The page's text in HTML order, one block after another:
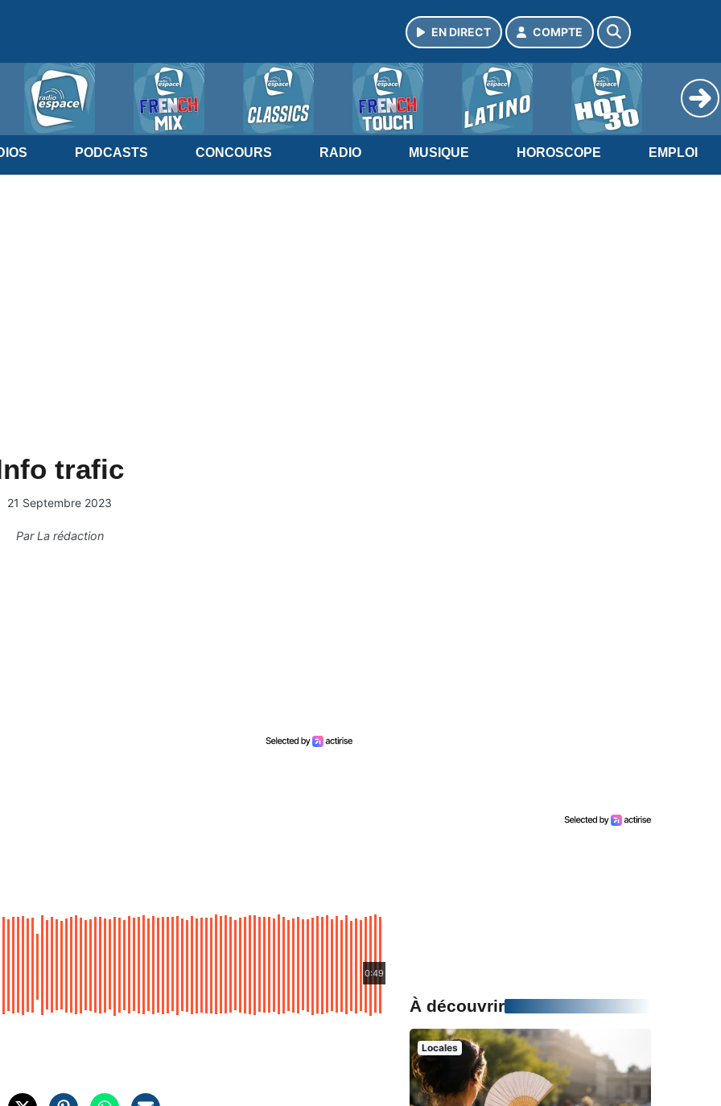
EN DIRECT COMPTE
PODCASTS CONCOURS RADIO MUSIQUE HOROSCOPE EMPLOI
trafic
21 Septembre 2023
ParLa rédaction
0:49
À découvrir
Locales